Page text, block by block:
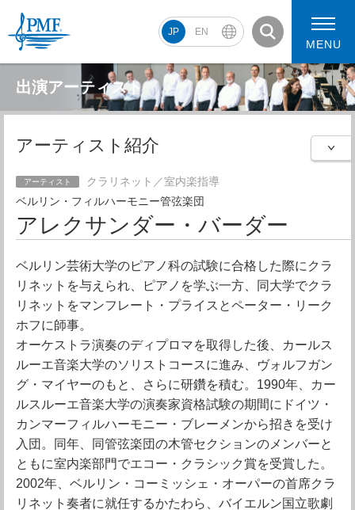
JP EN
PMF2026 スケジュール
PMF2026 アーティスト
MENU
出演アーティスト
アーティスト紹介
アーティスト
クラリネット／室内楽指導
ベルリン・フィルハーモニー管弦楽団
アレクサンダー・バーダー
ベルリン芸術大学のピアノ科の試験に合格した際にクラ
リネットを与えられ、ピアノを学ぶ一方、同大学でクラ
リネットをマンフレート・プライスとペーター・リーク
ホフに師事。
オーケストラ演奏のディプロマを取得した後、カールス
ルーエ音楽大学のソリストコースに進み、ヴォルフガン
グ・マイヤーのもと、さらに研鑽を積む。1990年、カー
ルスルーエ音楽大学の演奏家資格試験の期間にドイツ・
カンマーフィルハーモニー・ブレーメンから招きを受け
入団。同年、同管弦楽団の木管セクションのメンバーと
ともに室内楽部門でエコー・クラシック賞を受賞した。
2002年、ベルリン・コーミッシェ・オーパーの首席クラ
リネット奏者に就任するかたわら、バイエルン国立歌劇